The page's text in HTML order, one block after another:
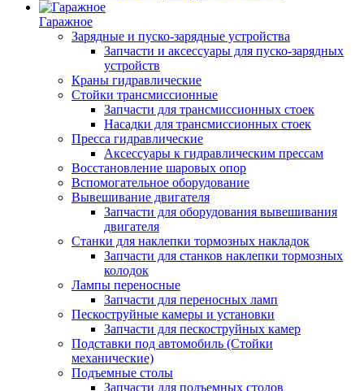
Гаражное
Зарядные и пуско-зарядные устройства
Запчасти и аксессуары для пуско-зарядных
устройств
Краны гидравлические
Стойки трансмиссионные
Запчасти для трансмиссионных стоек
Насадки для трансмиссионных стоек
Пресса гидравлические
Аксессуары к гидравлическим прессам
Восстановление шаровых опор
Вспомогательное оборудование
Вывешивание двигателя
Запчасти для оборудования вывешивания
двигателя
Станки для наклепки тормозных накладок
Запчасти для станков наклепки тормозных
колодок
Лампы переносные
Запчасти для переносных ламп
Пескоструйные камеры и установки
Запчасти для пескоструйных камер
Подставки под автомобиль (Стойки
механические)
Подъемные столы
Запчасти для подъемных столов